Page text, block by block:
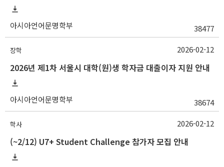
아시아언어문명학부 38477
장학
2026년 제1차 서울시 대학(원)생 학자금 대출이자 지원 안내
아시아언어문명학부 38674
2026-02-12
학사
(~2/12) U7+ Student Challenge 참가자 모집 안내
2026-02-12